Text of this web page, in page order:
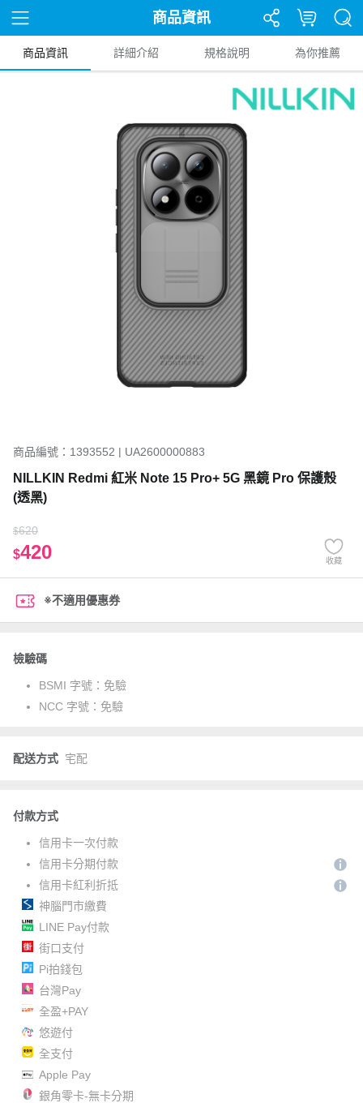
商品資訊
商品資訊 詳細介紹 規格說明 為你推薦
商品編號：1393552 | UA2600000883
NILLKIN Redmi 紅米 Note 15 Pro+ 5G 黑鏡 Pro 保護殼
(透黑)
$620
$420 收藏
※不適用優惠券
檢驗碼
BSMI 字號： 免驗
NCC 字號： 免驗
配送方式 宅配
付款方式
信用卡一次付款
信用卡分期付款
信用卡紅利折抵
神腦門市繳費
LINE Pay付款
街口支付
Pi拍錢包
台灣Pay
全盈+PAY
悠遊付
全支付
Apple Pay
銀角零卡-無卡分期